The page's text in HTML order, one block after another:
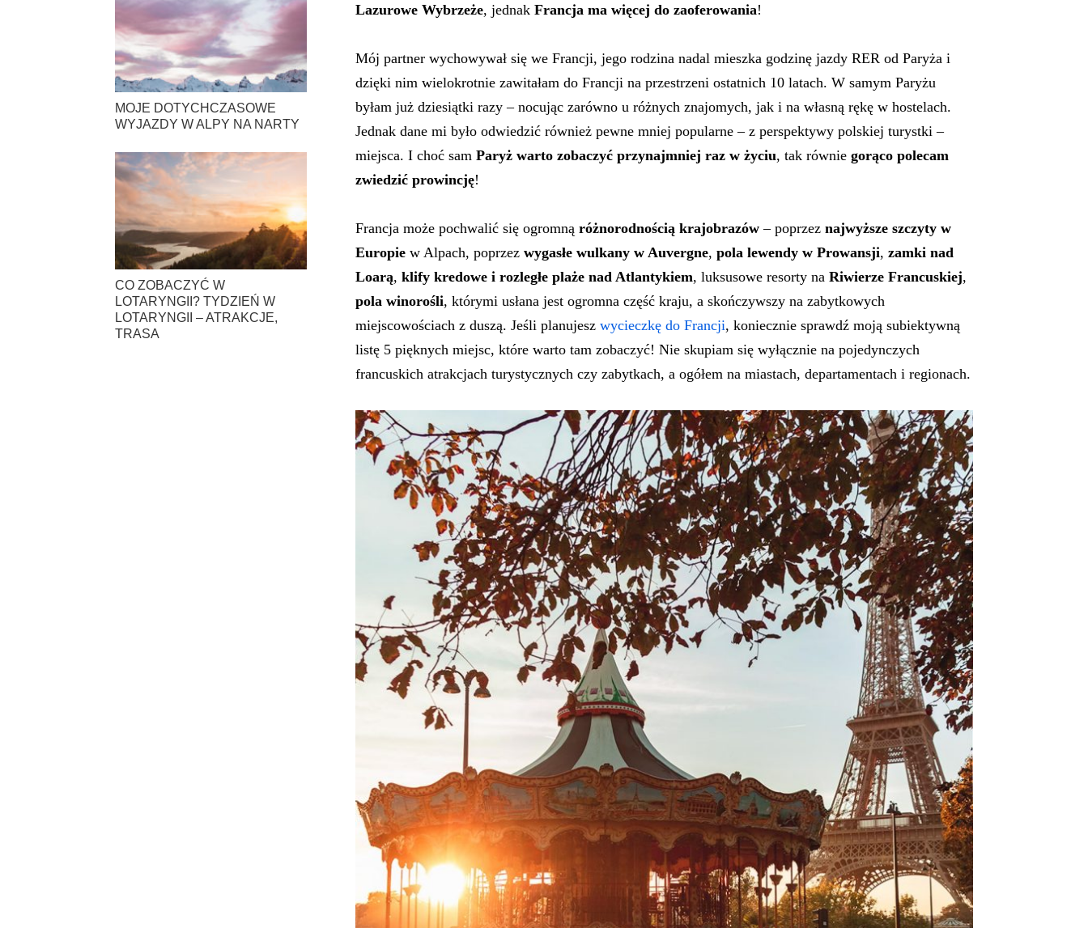
Lazurowe Wybrzeże, jednak Francja ma więcej do zaoferowania!
Mój partner wychowywał się we Francji, jego rodzina nadal mieszka godzinę jazdy RER od Paryża i
dzięki nim wielokrotnie zawitałam do Francji na przestrzeni ostatnich 10 latach. W samym Paryżu
byłam już dziesiątki razy – nocując zarówno u różnych znajomych, jak i na własną rękę w hostelach.
Jednak dane mi było odwiedzić również pewne mniej popularne – z perspektywy polskiej turystki –
miejsca. I choć sam Paryż warto zobaczyć przynajmniej raz w życiu, tak równie gorąco polecam
zwiedzić prowincję!
Francja może pochwalić się ogromną różnorodnością krajobrazów– poprzez najwyższe szczyty w
Europiew Alpach, poprzez wygasłe wulkany w Auvergne, pola lewendy w Prowansji, zamki nad
Loarą, klify kredowe i rozległe plaże nad Atlantykiem, luksusowe resorty na Riwierze Francuskiej,
pola winorośli, którymi usłana jest ogromna część kraju, a skończywszy na zabytkowych
miejscowościach z duszą. Jeśli planujesz wycieczkę do Francji, koniecznie sprawdź moją subiektywną
listę 5 pięknych miejsc, które warto tam zobaczyć! Nie skupiam się wyłącznie na pojedynczych
francuskich atrakcjach turystycznych czy zabytkach, a ogółem na miastach, departamentach i regionach.
MOJE DOTYCHCZASOWE
WYJAZDY W ALPY NA NARTY
CO ZOBACZYĆ W
LOTARYNGII? TYDZIEŃ W
LOTARYNGII – ATRAKCJE,
TRASA